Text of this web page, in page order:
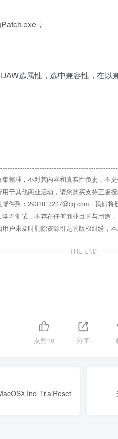
；
选属性，选中兼容性，在
整理，不对其内容和真实性负责，不提
于其他商业活动，请您购买支持正版授
件到：2931813237@qq.com，我们将
习测试，不存在任何商业目的与用途，
户未及时删除资源引起的版权纠纷，
THE END
点赞10 分享
Incl TrialReset